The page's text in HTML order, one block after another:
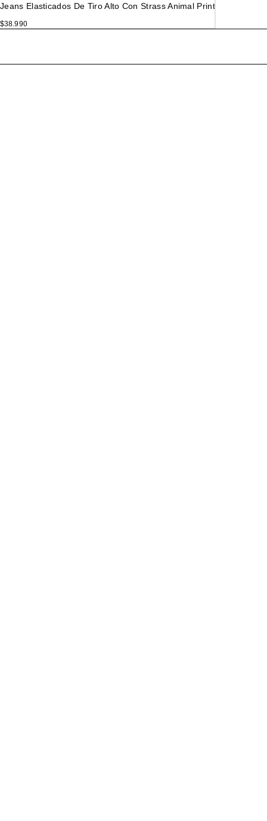
Jeans Elasticados De Tiro Alto Con Strass Animal Print
$38.990